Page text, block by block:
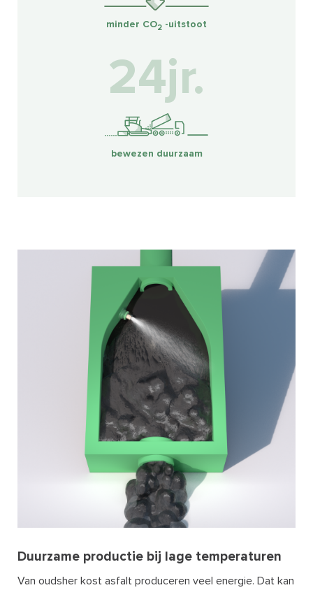
minder CO2 -uitstoot
25jr.
bewezen duurzaam
Duurzame productie bij lage temperaturen
Van oudsher kost asfalt produceren veel energie. Dat kan